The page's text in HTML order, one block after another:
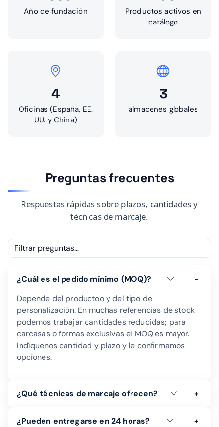
Año de fundación
Productos activos en
catálogo
4
Oficinas (España, EE.
UU. y China)
3
almacenes globales
Preguntas frecuentes
Respuestas rápidas sobre plazos, cantidades y
técnicas de marcaje.
Buscar en FAQ
¿Cuál es el pedido mínimo (MOQ)?
Depende del productoo y del tipo de
personalización. En muchas referencias de stock
podemos trabajar cantidades reducidas; para
carcasas o formas exclusivas el MOQ es mayor.
Indíquenos cantidad y plazo y le confirmamos
opciones.
¿Qué técnicas de marcaje ofrecen?
¿Pueden entregarse en 24 horas?